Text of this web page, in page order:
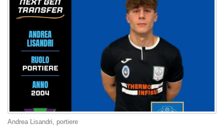
Andrea Lisandri, portiere